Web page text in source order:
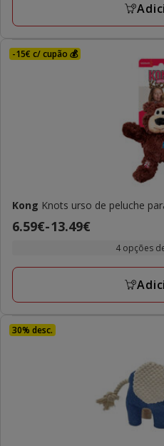
preço
9.09€
-15€ c/ cupão 💰
Kong Knots urso de peluche
Preço
a
13.49€
6.59€-13.49€
4 opções
30% desc.